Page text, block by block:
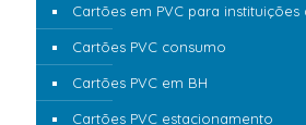
Cartões em PVC para instituições
Cartões PVC consumo
Cartões PVC em BH
Cartões PVC estacionamento